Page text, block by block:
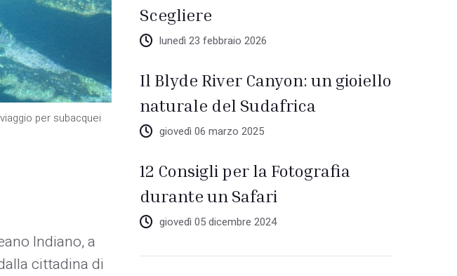
per subacquei
Indiano, a
cittadina di
Scegliere
lunedì 23 febbraio 2026
Il Blyde River Canyon: un gioiello
naturale del Sudafrica
giovedì 06 marzo 2025
12 Consigli per la Fotografia
durante un Safari
giovedì 05 dicembre 2024